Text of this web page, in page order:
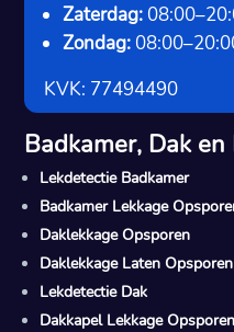
Zaterdag:
Zondag:
KVK: 77494490
Badkamer, Dak
Lekdetectie Badkamer
Badkamer Lekkage
Daklekkage Opsporen
Daklekkage Laten Opsporen
Lekdetectie Dak
Dakkapel Lekkage Opsporen